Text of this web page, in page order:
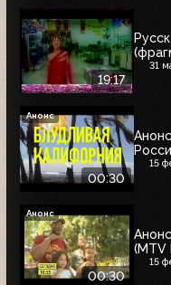
19:17
31
00:30
15
Анонс
00:30
(MTV
15
Анонс